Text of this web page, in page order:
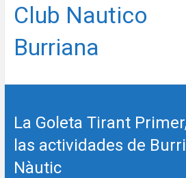
Club Nautico
Burriana
La Goleta Tirant
las actividades de
Nàutic